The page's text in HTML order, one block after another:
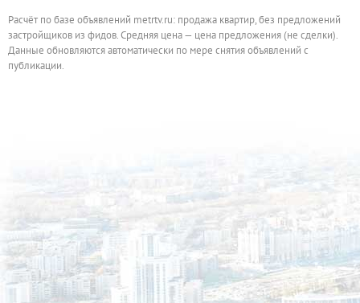
Расчёт по базе объявлений metrtv.ru: продажа квартир, без предложений
застройщиков из фидов. Средняя цена — цена предложения (не сделки).
Данные обновляются автоматически по мере снятия объявлений с
публикации.